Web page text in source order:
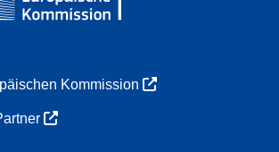
Kommission